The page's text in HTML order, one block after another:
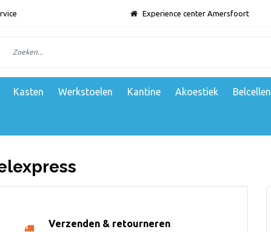
Experience center Amersfoort
Kasten Werkstoelen Kantine Akoestiek Belcellen
Verzenden & retourneren